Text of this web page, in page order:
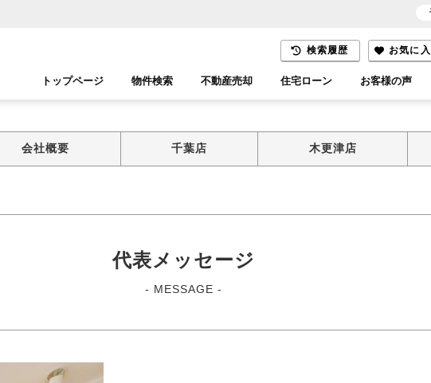
検索履歴 お気に入
トップページ 物件検索
千葉エリア 木更津エリア
不動産売却 住宅ローン お客様の声
会社概要 千葉店 木更津店
代表メッセージ
- MESSAGE -